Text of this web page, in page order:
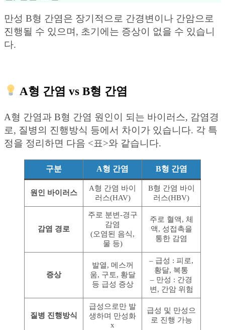
만성 B형 간염은 장기적으로 간경변이나 간암으로
진행될 수 있으며, 초기에는 증상이 없을 수 있습니
다.
A형 간염 vs B형 간염
A형 간염과 B형 간염 원인이 되는 바이러스, 감염경
로, 질병의 진행방식 등에서 차이가 있습니다. 각 특
정을 정리하면 다음 <표>와 같습니다.
구분 A형 간염 B형 간염
원인 바이러스
A형 간염 바이
러스(HAV)
B형 간염 바이
러스(HBV)
감염 경로
주로 분변-경구
감염
(오염된 음식,
물 등)
주로 혈액, 체
액, 성접촉을
통한 감염
증상
발열, 메스꺼
움, 구토, 황달
등 급성 증상
– 급성 : 피로,
황달, 복통
– 만성 : 간경
변, 간암 위험
질병 진행방식
급성으로만 발
생하며 만성화
x
급성 및 만성으
로 진행 가능